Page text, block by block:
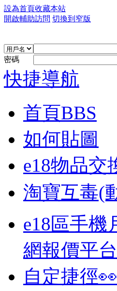
設為首頁收藏本站
開啟輔助訪問 切換到窄版
密碼
快捷導航
首頁BBS
如何貼圖
e18物品交
淘寶互毒(
e18區手機
網報價平台
自定捷徑👀